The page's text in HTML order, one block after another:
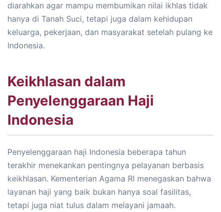
diarahkan agar mampu membumikan nilai ikhlas tidak
hanya di Tanah Suci, tetapi juga dalam kehidupan
keluarga, pekerjaan, dan masyarakat setelah pulang ke
Indonesia.
Keikhlasan dalam
Penyelenggaraan Haji
Indonesia
Penyelenggaraan haji Indonesia beberapa tahun
terakhir menekankan pentingnya pelayanan berbasis
keikhlasan. Kementerian Agama RI menegaskan bahwa
layanan haji yang baik bukan hanya soal fasilitas,
tetapi juga niat tulus dalam melayani jamaah.